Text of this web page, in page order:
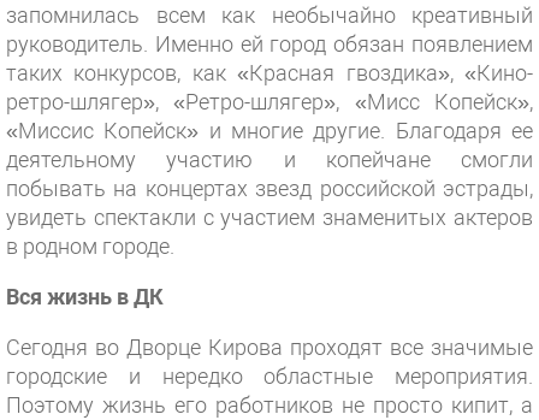
запомнилась всем как необычайно креативный
руководитель. Именно ей город обязан появлением
таких конкурсов, как «Красная гвоздика», «Кино-
ретро-шлягер», «Ретро-шлягер», «Мисс Копейск»,
«Миссис Копейск» и многие другие. Благодаря ее
деятельному участию и копейчане смогли
побывать на концертах звезд российской эстрады,
увидеть спектакли с участием знаменитых актеров
в родном городе.
Вся жизнь в ДК
Сегодня во Дворце Кирова проходят все значимые
городские и нередко областные мероприятия.
Поэтому жизнь его работников не просто кипит, а